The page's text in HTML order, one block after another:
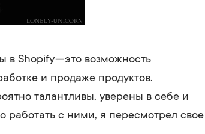
Shopify — это возможность
и продаже продуктов.
талантливы, уверены в себе и
работать с ними, я пересмотрел свое